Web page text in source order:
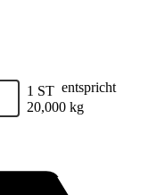
1 ST entspricht
20,000 kg